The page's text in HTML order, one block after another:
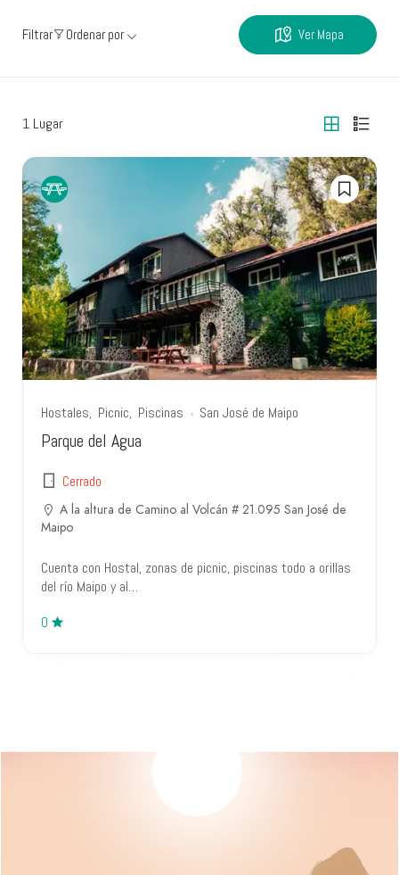
Filtrar Ordenar por Ver Mapa
1 Lugar
Hostales Picnic Piscinas San José de Maipo
Parque del Agua
Cerrado
A la altura de Camino al Volcán # 21.095 San José de
Maipo
Cuenta con Hostal, zonas de picnic, piscinas todo a orillas
del río Maipo y al…
0